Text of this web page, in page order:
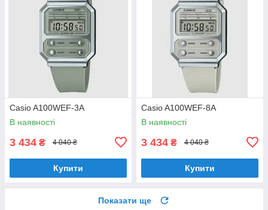
Casio A100WEF-3A
В наявності
3 434 ₴ 4 040 ₴
Купити
Casio A100WEF-8A
В наявності
3 434 ₴ 4 040 ₴
Купити
Показати ще